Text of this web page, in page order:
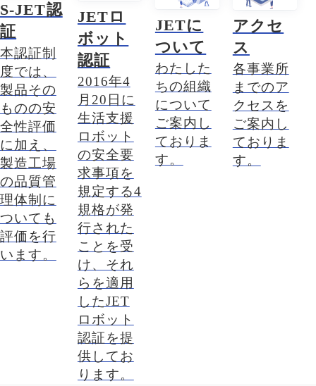
S-JET認
証
本認証制
度では、
製品その
ものの安
全性評価
に加え、
製造工場
の品質管
理体制に
ついても
評価を行
います。
JETロ
ボット
認証
2016年4
月20日に
生活支援
ロボット
の安全要
求事項を
規定する4
規格が発
行された
ことを受
け、それ
らを適用
したJET
ロボット
認証を提
供してお
ります。
JETに
ついて
わたした
ちの組織
について
ご案内し
ておりま
す。
アクセ
ス
各事業所
までのア
クセスを
ご案内し
ておりま
す。